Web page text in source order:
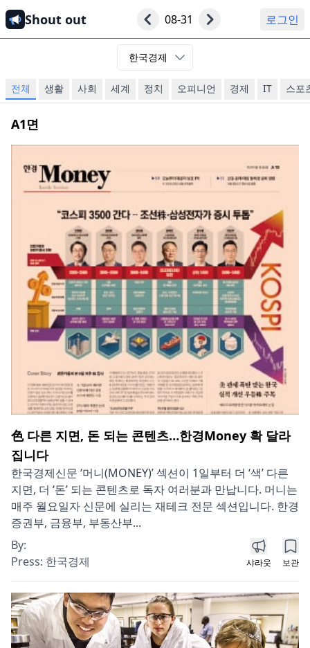
Shout out 08-31 로그인
한국경제
전체 생활 사회 세계 정치 오피니언 경제 IT 스포
A1면
色 다른 지면, 돈 되는 콘텐츠…한경Money 확 달라
집니다
한국경제신문 ‘머니(MONEY)’ 섹션이 1일부터 더 ‘색’ 다른
지면, 더 ‘돈’ 되는 콘텐츠로 독자 여러분과 만납니다. 머니는
매주 월요일자 신문에 실리는 재테크 전문 섹션입니다. 한경
증권부, 금융부, 부동산부...
By:
Press: 한국경제 샤라웃 보관